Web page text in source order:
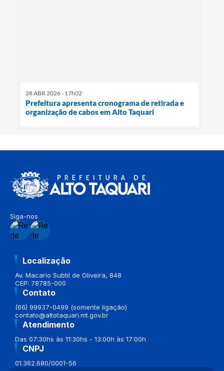
28 ABR 2026 - 17h02
Prefeitura apresenta cronograma de retirada e
organização de cabos em Alto Taquari
Siga-nos
Localização
Av. Macario Subtil de Oliveira, 848
CEP: 78785-000
Contato
(66) 99937-0499 (somente ligação)
contato@altotaquari.mt.gov.br
Atendimento
Das 07:30hs às 11:30hs - 13:00h às 17:00h
CNPJ
01.362.680/0001-56